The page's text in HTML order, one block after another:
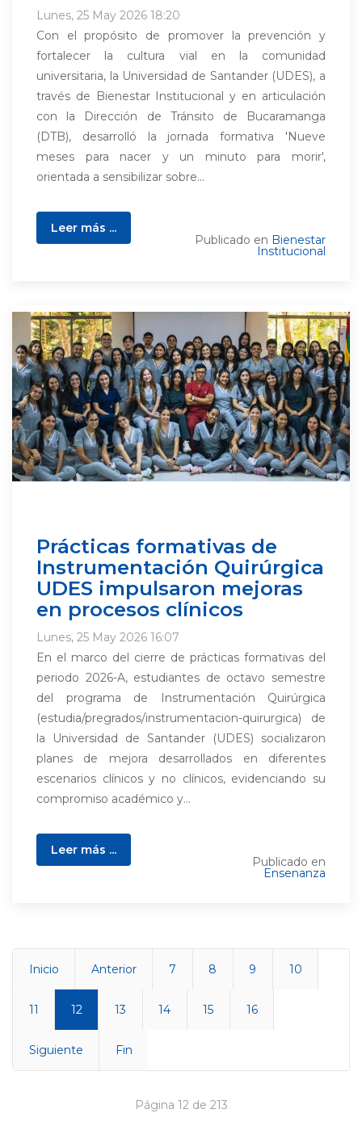
Lunes, 25 May 2026 18:20
Con el propósito de promover la prevención y
fortalecer la cultura vial en la comunidad
universitaria, la Universidad de Santander (UDES), a
través de Bienestar Institucional y en articulación
con la Dirección de Tránsito de Bucaramanga
(DTB), desarrolló la jornada formativa 'Nueve
meses para nacer y un minuto para morir',
orientada a sensibilizar sobre...
Leer más ...
Publicado en Bienestar
Institucional
Prácticas formativas de
Instrumentación Quirúrgica
UDES impulsaron mejoras
en procesos clínicos
Lunes, 25 May 2026 16:07
En el marco del cierre de prácticas formativas del
periodo 2026-A, estudiantes de octavo semestre
del programa de Instrumentación Quirúrgica
(estudia/pregrados/instrumentacion-quirurgica) de
la Universidad de Santander (UDES) socializaron
planes de mejora desarrollados en diferentes
escenarios clínicos y no clínicos, evidenciando su
compromiso académico y...
Leer más ...
Publicado en
Ensenanza
Inicio Anterior 7 8 9 10
11 12 13 14 15 16
Siguiente Fin
Página 12 de 213